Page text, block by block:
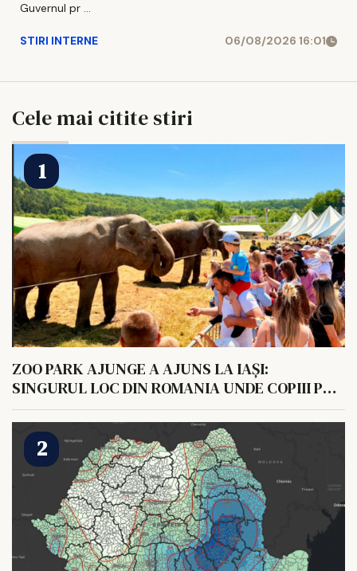
Guvernul pr ...
STIRI INTERNE 06/08/2026 16:01
Cele mai citite stiri
ZOO PARK AJUNGE A AJUNS LA IAȘI:
SINGURUL LOC DIN ROMANIA UNDE COPIII POT
HRANI UN ELEFANT